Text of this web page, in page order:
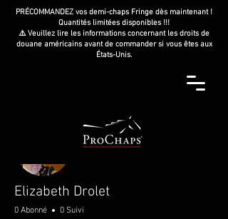
PRÉCOMMANDEZ vos demi-chaps Fringe dès maintenant !
Quantités limitées disponibles !!!
⚠️ Veuillez lire les informations concernant les droits de
douane américains avant de commander si vous êtes aux
États-Unis.
Elizabeth Drolet
0 Abonné 0 Suivi